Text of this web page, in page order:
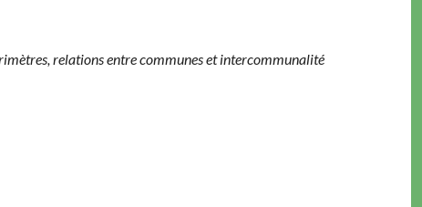
relations entre communes et intercommunalité